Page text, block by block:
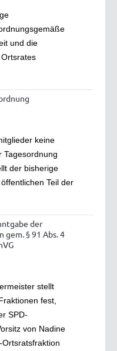
und die
keine
Tagesordnung
der bisherige
Teil der
der
gem. § 91 Abs. 4
stellt
fest,
SPD-
von Nadine